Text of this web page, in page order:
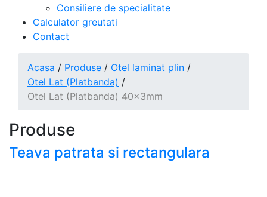
Consiliere de specialitate
Calculator greutati
Contact
Acasa / Produse / Otel laminat plin /
Otel Lat (Platbanda) /
Otel Lat (Platbanda) 40x3mm
Produse
Teava patrata si rectangulara